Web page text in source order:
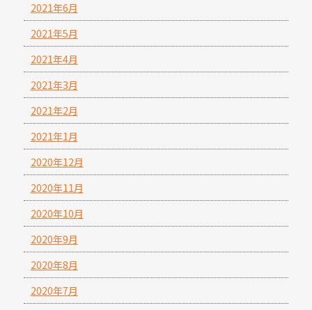
2021年6月
2021年5月
2021年4月
2021年3月
2021年2月
2021年1月
2020年12月
2020年11月
2020年10月
2020年9月
2020年8月
2020年7月